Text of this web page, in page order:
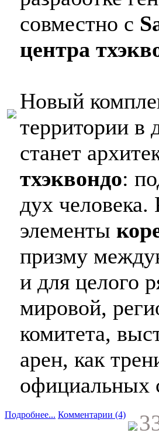
совместно с
центра
Новый
территории в
станет
тхэквондо:
дух
элементы
призму
и для целого
мировой,
комитета,
арен, как
официальных
Подробнее... Комментарии (4)